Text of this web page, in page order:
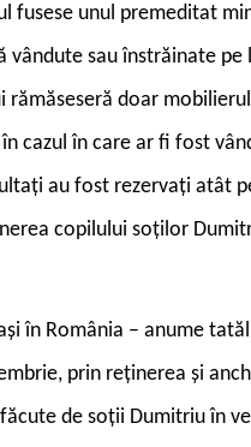
fusese unul premeditat
sau înstrăinate pe
doar
cazul în care ar fi fost
au fost rezervați atât
copilului soților
în România – anume
prin reținerea și
de soții Dumitriu în